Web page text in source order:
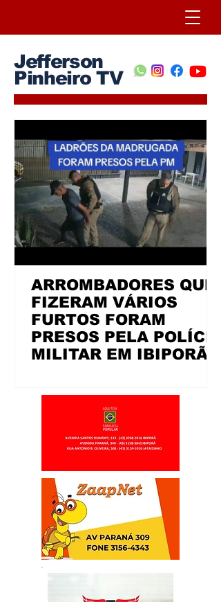
ARROMBADORES QUE
FIZERAM VÁRIOS
FURTOS FORAM
PRESOS PELA POLÍCIA
MILITAR EM IBIPORÃ
Jefferson
Pinheiro TV